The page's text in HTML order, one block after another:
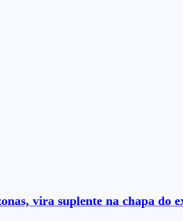
vira suplente na chapa